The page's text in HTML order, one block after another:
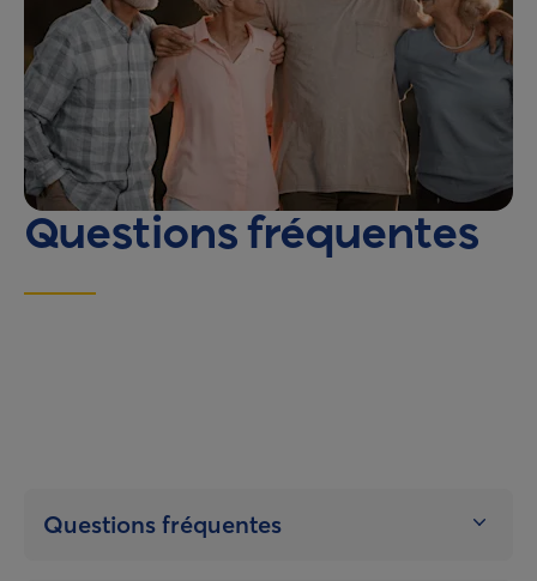
German
French (CH)
German (CH)
Questions fréquentes
Questions fréquentes